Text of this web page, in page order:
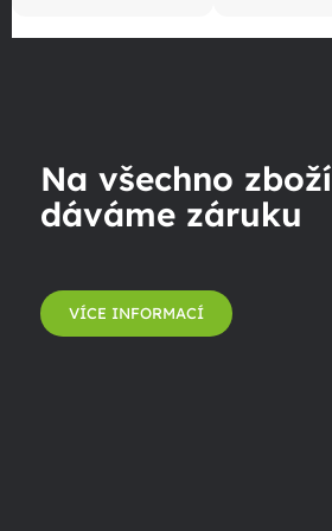
Na všechno zboží
dáváme záruku
VÍCE INFORMACÍ